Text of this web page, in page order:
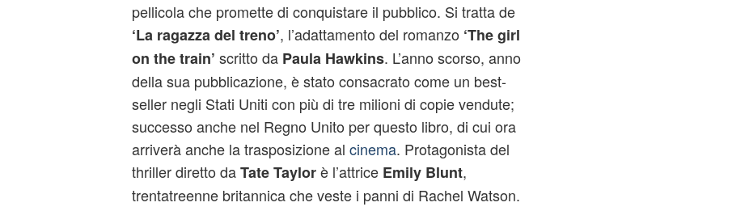
pellicola che promette di conquistare il pubblico. Si tratta de
‘La ragazza del treno’, l’adattamento del romanzo ‘The girl
on the train’ scritto da Paula Hawkins. L’anno scorso, anno
della sua pubblicazione, è stato consacrato come un best-
seller negli Stati Uniti con più di tre milioni di copie vendute;
successo anche nel Regno Unito per questo libro, di cui ora
arriverà anche la trasposizione al cinema. Protagonista del
thriller diretto daTate Taylorè l’attrice Emily Blunt,
trentatreenne britannica che veste i panni di Rachel Watson.